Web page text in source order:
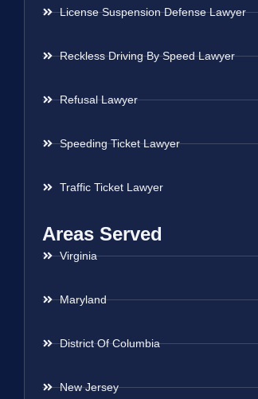
License Suspension Defense Lawyer
Reckless Driving By Speed Lawyer
Refusal Lawyer
Speeding Ticket Lawyer
Traffic Ticket Lawyer
Areas Served
Virginia
Maryland
District Of Columbia
New Jersey